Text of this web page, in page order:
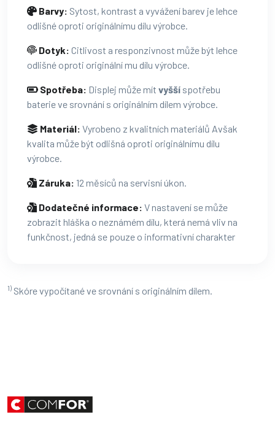
Barvy: Sytost, kontrast a vyvážení barev je lehce
odlišné oproti originálnímu dílu výrobce.
Dotyk: Citlivost a responzivnost může být lehce
odlišné oproti originální mu dílu výrobce.
Spotřeba: Displej může mít vyšší spotřebu
baterie ve srovnání s originálním dílem výrobce.
Materiál: Vyrobeno z kvalitních materiálů Avšak
kvalita může být odlišná oproti originálnímu dílu
výrobce.
Záruka: 12 měsíců na servisní úkon.
Dodatečné informace: V nastavení se může
zobrazit hláška o neznámém dílu, která nemá vliv na
funkčnost, jedná se pouze o informativní charakter
1) Skóre vypočítané ve srovnání s originálním dílem.